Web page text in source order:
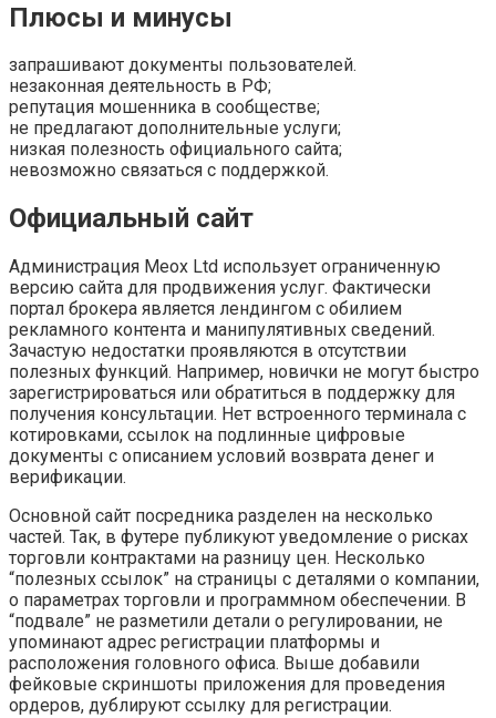
Плюсы и минусы
запрашивают документы пользователей.
незаконная деятельность в РФ;
репутация мошенника в сообществе;
не предлагают дополнительные услуги;
низкая полезность официального сайта;
невозможно связаться с поддержкой.
Официальный сайт
Администрация Meox Ltd использует ограниченную
версию сайта для продвижения услуг. Фактически
портал брокера является лендингом с обилием
рекламного контента и манипулятивных сведений.
Зачастую недостатки проявляются в отсутствии
полезных функций. Например, новички не могут быстро
зарегистрироваться или обратиться в поддержку для
получения консультации. Нет встроенного терминала с
котировками, ссылок на подлинные цифровые
документы с описанием условий возврата денег и
верификации.
Основной сайт посредника разделен на несколько
частей. Так, в футере публикуют уведомление о рисках
торговли контрактами на разницу цен. Несколько
“полезных ссылок” на страницы с деталями о компании,
о параметрах торговли и программном обеспечении. В
“подвале” не разметили детали о регулировании, не
упоминают адрес регистрации платформы и
расположения головного офиса. Выше добавили
фейковые скриншоты приложения для проведения
ордеров, дублируют ссылку для регистрации.